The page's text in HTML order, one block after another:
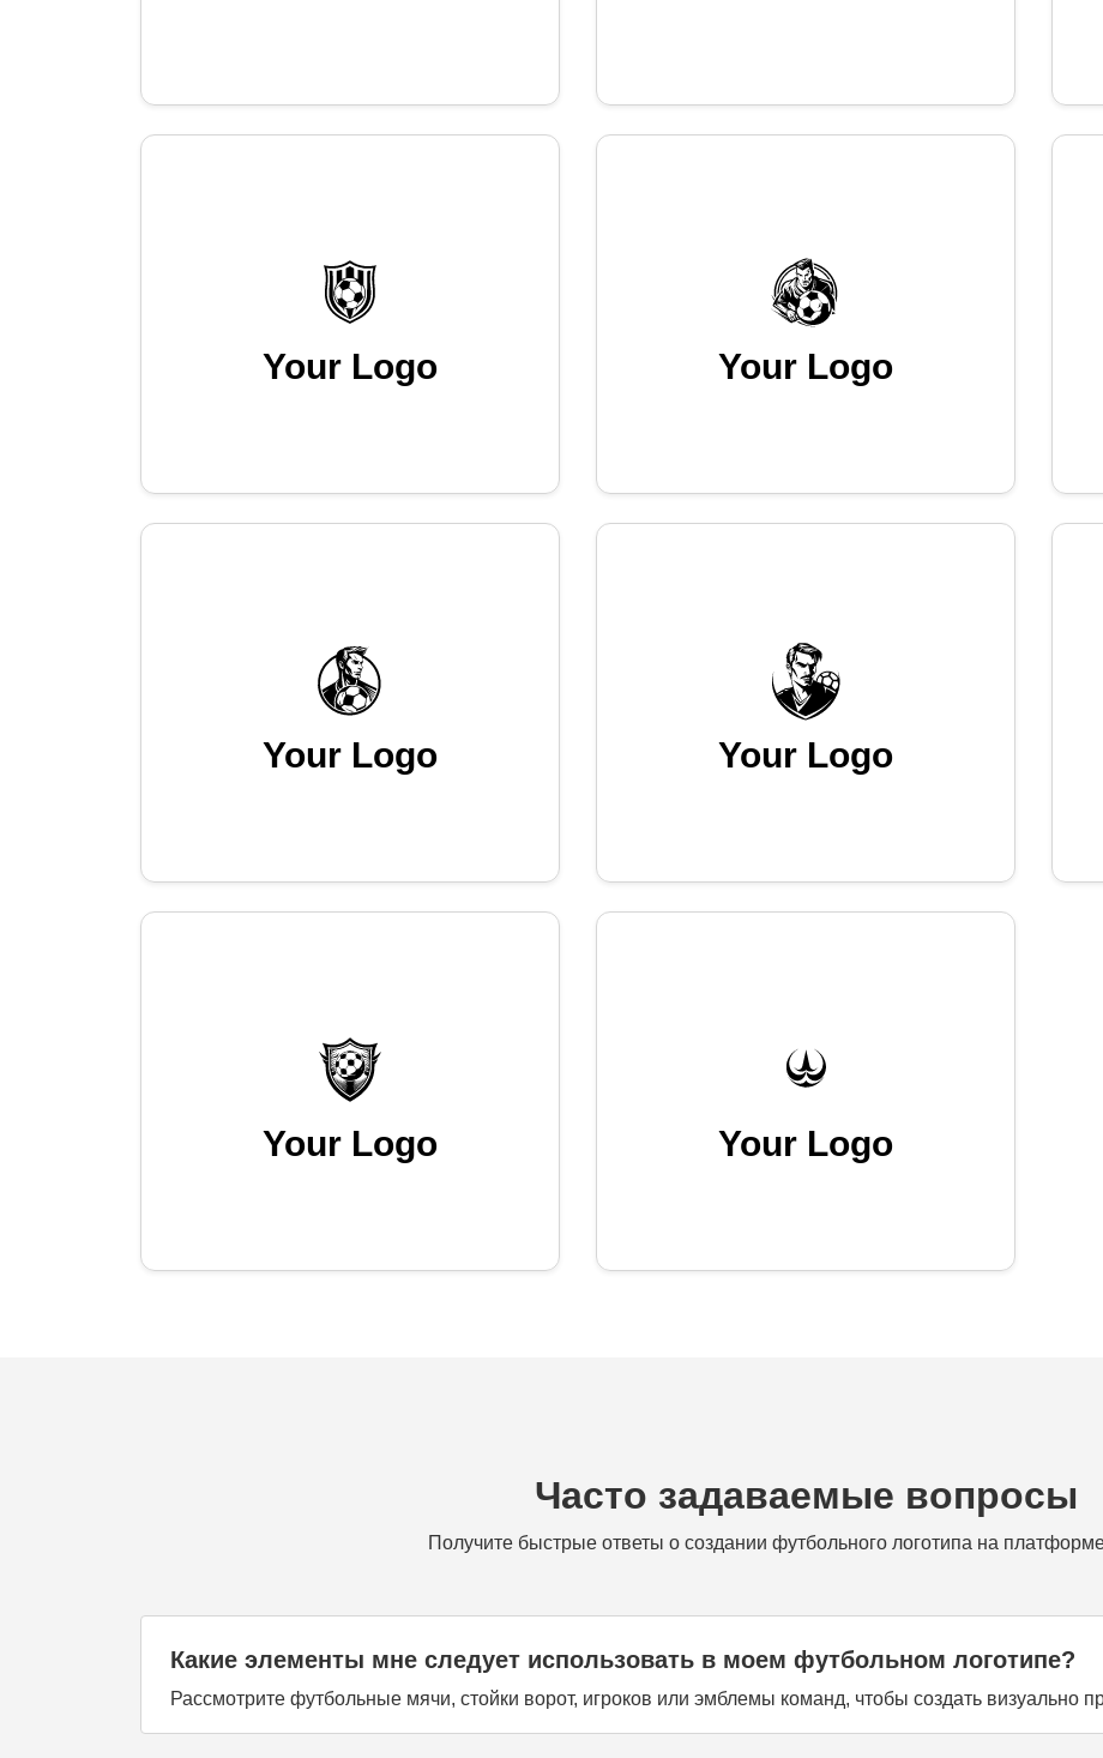
Your Logo Your Logo
Your Logo Your Logo
Your Logo Your Logo
Часто задаваемые вопросы
Получите быстрые ответы о создании футбольного логотипа на
Какие элементы мне следует использовать в моем футбольном логотипе?
Рассмотрите футбольные мячи, стойки ворот, игроков или эмблемы команд, чтобы создать визуально